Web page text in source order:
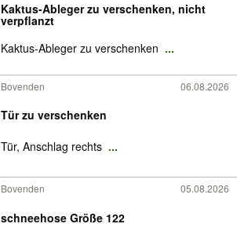
Kaktus-Ableger zu verschenken, nicht
verpflanzt
Kaktus-Ableger zu verschenken ...
Bovenden 06.08.2026
Tür zu verschenken
Tür, Anschlag rechts ...
Bovenden 05.08.2026
schneehose Größe 122